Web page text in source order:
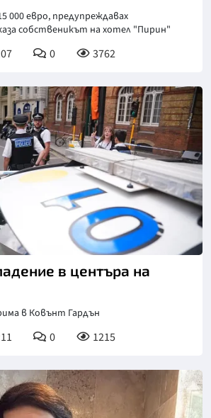
000 евро, предупреждавах
собственикът на хотел "Пирин"
0 3762
в центъра на
в Ковънт Гардън
0 1215